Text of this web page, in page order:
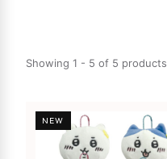
Showing 1 - 5 of 5 products
NEW